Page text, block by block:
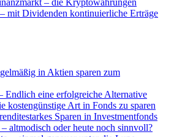
mit Dividenden kontinuierliche Erträge
in Aktien sparen zum
Endlich eine erfolgreiche Alternative
kostengünstige Art in Fonds zu sparen
Sparen in Investmentfonds
altmodisch oder heute noch sinnvoll?